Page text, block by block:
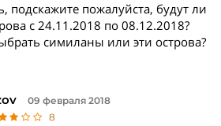
подскажите пожалуйста, будут ли
с 24.11.2018 по 08.12.2018?
симиланы или эти острова?
09 февраля 2018
8